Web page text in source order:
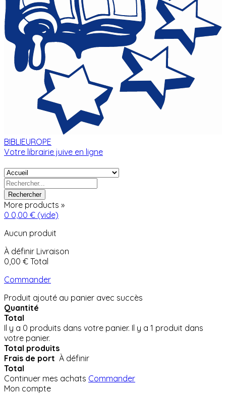
BIBLIEUROPE
Votre librairie juive en ligne
Rechercher
More products »
0 0,00 € (vide)
Aucun produit
À définir Livraison
0,00 € Total
Commander
Produit ajouté au panier avec succès
Quantité
Total
Il y a 0 produits dans votre panier. Il y a 1 produit dans
votre panier.
Total produits
Frais de port À définir
Total
Continuer mes achats Commander
Mon compte